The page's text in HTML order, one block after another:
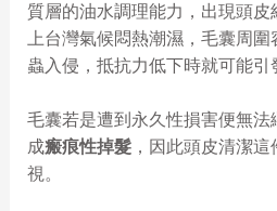
質層的油水調理能力，出現頭
上台灣氣候悶熱潮濕，毛囊周
蟲入侵，抵抗力低下時就可能引
毛囊若是遭到永久性損害便無法
成瘢痕性掉髮，因此頭皮清潔這
視。